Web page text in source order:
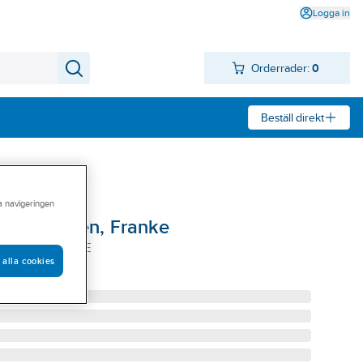
Logga in
Orderrader: 0
Beställ direkt
serien, Franke
FRANKE
navigeringen
alla cookies